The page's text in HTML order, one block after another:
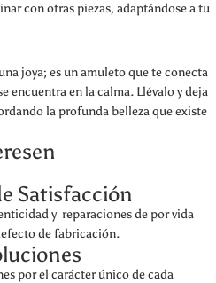
con otras piezas, adaptándose a tu
joya; es un amuleto que te conecta
encuentra en la calma. Llévalo y deja
la profunda belleza que existe
Satisfacción
y reparaciones de por vida
de fabricación.
por el carácter único de cada